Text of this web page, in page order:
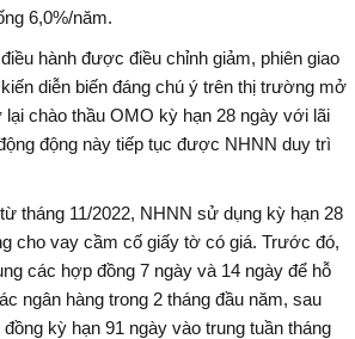
6,0%/năm.
hành được điều chỉnh giảm, phiên giao
diễn biến đáng chú ý trên thị trường mở
chào thầu OMO kỳ hạn 28 ngày với lãi
động này tiếp tục được NHNN duy trì
tháng 11/2022, NHNN sử dụng kỳ hạn 28
cho vay cầm cố giấy tờ có giá. Trước đó,
các hợp đồng 7 ngày và 14 ngày để hỗ
ngân hàng trong 2 tháng đầu năm, sau
kỳ hạn 91 ngày vào trung tuần tháng